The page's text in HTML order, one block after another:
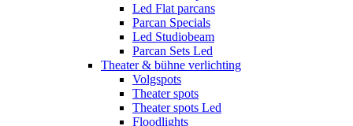
Led Flat parcans
Parcan Specials
Led Studiobeam
Parcan Sets Led
Theater & bühne verlichting
Volgspots
Theater spots
Theater spots Led
Floodlights